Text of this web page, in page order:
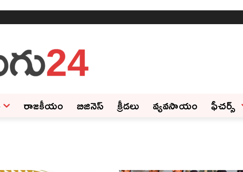
రాజకీయం బిజినెస్‌ క్రీడలు వ్యవసాయం ఫీచ‌ర్స్ ‌